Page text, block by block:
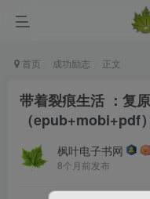
首页 成功励志 正文
带着裂痕生活 ：复
（epub+mobi+pdf）
枫叶电子书网
8个月前发布